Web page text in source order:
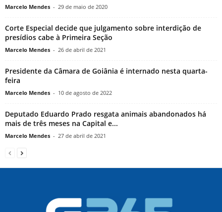
Marcelo Mendes - 29 de maio de 2020
Corte Especial decide que julgamento sobre interdição de
presídios cabe à Primeira Seção
Marcelo Mendes - 26 de abril de 2021
Presidente da Câmara de Goiânia é internado nesta quarta-
feira
Marcelo Mendes - 10 de agosto de 2022
Deputado Eduardo Prado resgata animais abandonados há
mais de três meses na Capital e...
Marcelo Mendes - 27 de abril de 2021